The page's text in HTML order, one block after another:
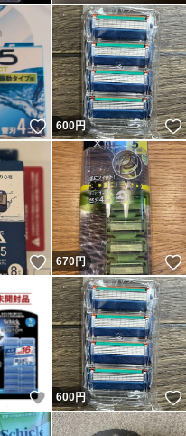
いいね！
600円
いいね！
670円
いいね！
600円